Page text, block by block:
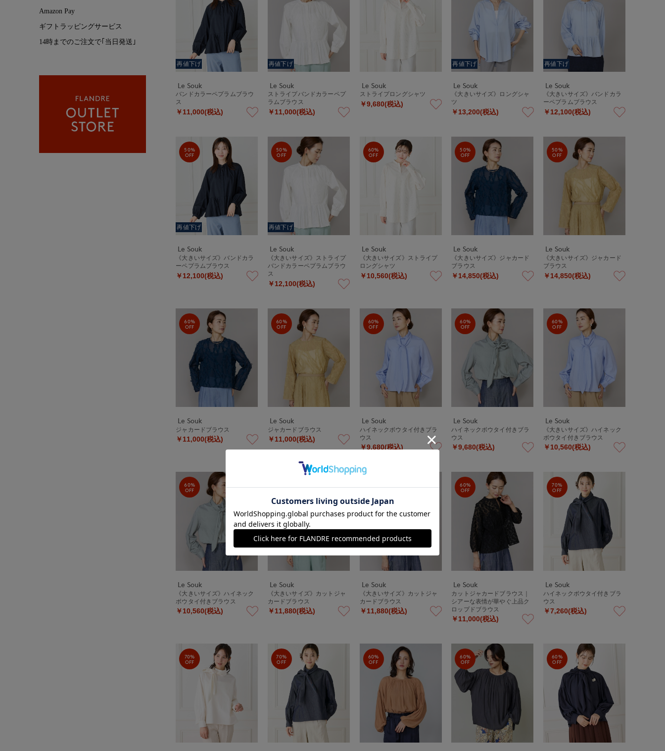
再値下げ
Le Souk
バンドカラーペプラムブラウ
ス
￥11,000(税込)
再値下げ
Le Souk
ストライプバンドカラーペプ
ラムブラウス
￥11,000(税込)
Le Souk
ストライプロングシャツ
￥9,680(税込)
再値下げ
Le Souk
《大きいサイズ》ロングシャ
ツ
￥13,200(税込)
再値下げ
Le Souk
《大きいサイズ》バンドカラ
ーペプラムブラウス
￥12,100(税込)
50%
OFF
再値下げ
Le Souk
《大きいサイズ》バンドカラ
ーペプラムブラウス
￥12,100(税込)
50%
OFF
再値下げ
Le Souk
《大きいサイズ》ストライプ
バンドカラーペプラムブラウ
ス
￥12,100(税込)
60%
OFF
Le Souk
《大きいサイズ》ストライプ
ロングシャツ
￥10,560(税込)
50%
OFF
Le Souk
《大きいサイズ》ジャカード
ブラウス
￥14,850(税込)
50%
OFF
Le Souk
《大きいサイズ》ジャカード
ブラウス
￥14,850(税込)
60%
OFF
Le Souk
ジャカードブラウス
￥11,000(税込)
60%
OFF
Le Souk
ジャカードブラウス
￥11,000(税込)
60%
OFF
Le Souk
ハイネックボウタイ付きブラ
ウス
￥9,680(税込)
60%
OFF
Le Souk
ハイネックボウタイ付きブラ
ウス
￥9,680(税込)
60%
OFF
Le Souk
《大きいサイズ》ハイネック
ボウタイ付きブラウス
￥10,560(税込)
60%
OFF
Le Souk
《大きいサイズ》ハイネック
ボウタイ付きブラウス
￥10,560(税込)
Le Souk
《大きいサイズ》カットジャ
カードブラウス
￥11,880(税込)
Le Souk
《大きいサイズ》カットジャ
カードブラウス
￥11,880(税込)
60%
OFF
Le Souk
カットジャカードブラウス｜
シアーな表情が華やぐ上品ク
ロップドブラウス
￥11,000(税込)
70%
OFF
Le Souk
ハイネックボウタイ付きブラ
ウス
￥7,260(税込)
70%
OFF
70%
OFF
60%
OFF
60%
OFF
60%
OFF
Amazon Pay
ギフトラッピングサービス
14時までのご注文で｢当日発送｣